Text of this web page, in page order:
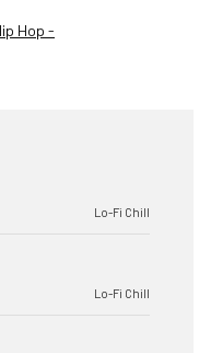
Hop -
Lo-Fi Chill
Lo-Fi Chill